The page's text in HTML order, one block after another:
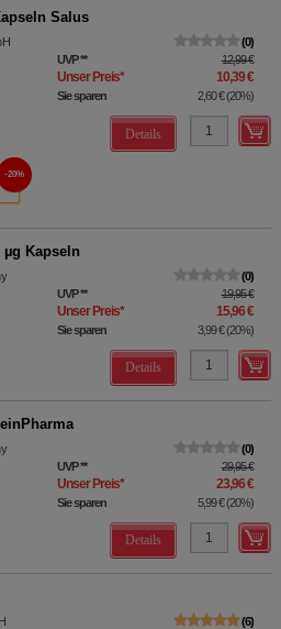
Salus
0
UVP** 12,99 €
Unser Preis* 10,39 €
Sie sparen 2,60 €(20%)
Details
20%
µg Kapseln
0
UVP** 19,95 €
Unser Preis* 15,96 €
Sie sparen 3,99 €(20%)
Details
0
UVP** 29,95 €
Unser Preis* 23,96 €
Sie sparen 5,99 €(20%)
Details
6